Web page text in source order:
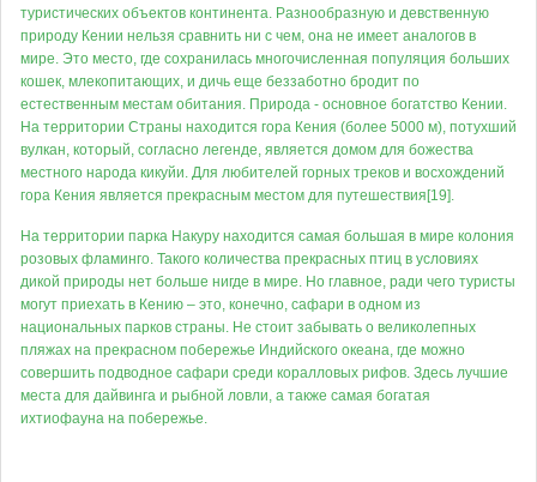
туристических объектов континента. Разнообразную и девственную
природу Кении нельзя сравнить ни с чем, она не имеет аналогов в
мире. Это место, где сохранилась многочисленная популяция больших
кошек, млекопитающих, и дичь еще беззаботно бродит по
естественным местам обитания. Природа - основное богатство Кении.
На территории Страны находится гора Кения (более 5000 м), потухший
вулкан, который, согласно легенде, является домом для божества
местного народа кикуйи. Для любителей горных треков и восхождений
гора Кения является прекрасным местом для путешествия[19].
На территории парка Накуру находится самая большая в мире колония
розовых фламинго. Такого количества прекрасных птиц в условиях
дикой природы нет больше нигде в мире. Но главное, ради чего туристы
могут приехать в Кению – это, конечно, сафари в одном из
национальных парков страны. Не стоит забывать о великолепных
пляжах на прекрасном побережье Индийского океана, где можно
совершить подводное сафари среди коралловых рифов. Здесь лучшие
места для дайвинга и рыбной ловли, а также самая богатая
ихтиофауна на побережье.